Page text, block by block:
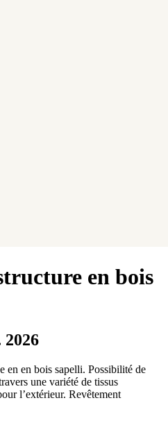
en bois
2026
en en bois sapelli. Possibilité de
une variété de tissus
l’extérieur. Revêtement